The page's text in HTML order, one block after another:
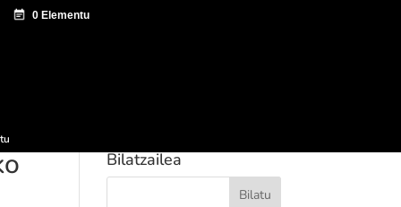
Bilatzailea